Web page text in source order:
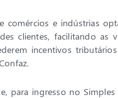
e indústrias
clientes, facilitando as
incentivos
para ingresso no